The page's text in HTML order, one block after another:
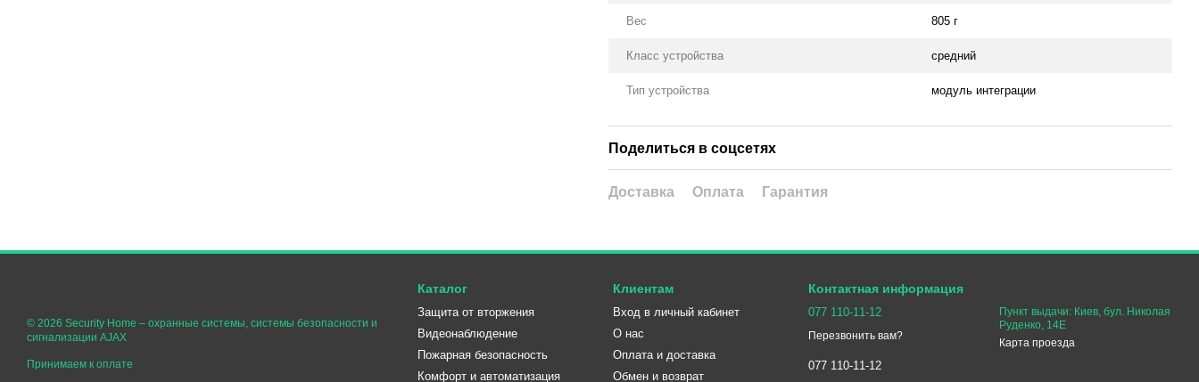
Вес 805 г
Класс устройства средний
Тип устройства модуль интеграции
Поделиться в соцсетях
Доставка Оплата Гарантия
© 2026 Security Home – охранные системы, системы безопасности и
сигнализации AJAX
Принимаем к оплате
Каталог
Защита от вторжения
Видеонаблюдение
Пожарная безопасность
Комфорт и автоматизация
Клиентам
Вход в личный кабинет
О нас
Оплата и доставка
Обмен и возврат
Контактная информация
077 110-11-12
Перезвонить вам?
077 110-11-12
Пункт выдачи: Киев, бул. Николая
Руденко, 14Е
Карта проезда